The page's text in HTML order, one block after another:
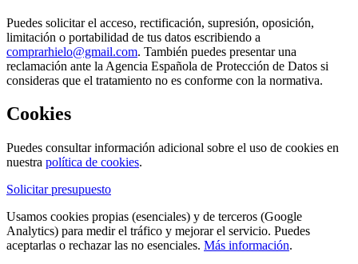
Puedes solicitar el acceso, rectificación, supresión, oposición,
limitación o portabilidad de tus datos escribiendo a
comprarhielo@gmail.com. También puedes presentar una
reclamación ante la Agencia Española de Protección de Datos si
consideras que el tratamiento no es conforme con la normativa.
Cookies
Puedes consultar información adicional sobre el uso de cookies en
nuestra política de cookies.
Solicitar presupuesto
Usamos cookies propias (esenciales) y de terceros (Google
Analytics) para medir el tráfico y mejorar el servicio. Puedes
aceptarlas o rechazar las no esenciales. Más información.